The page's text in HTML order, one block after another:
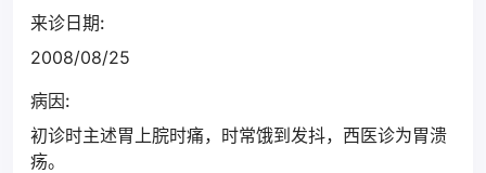
来诊日期:
2008/08/25
病因:
初诊时主述胃上脘时痛，时常饿到发抖，西医诊为胃溃
疡。